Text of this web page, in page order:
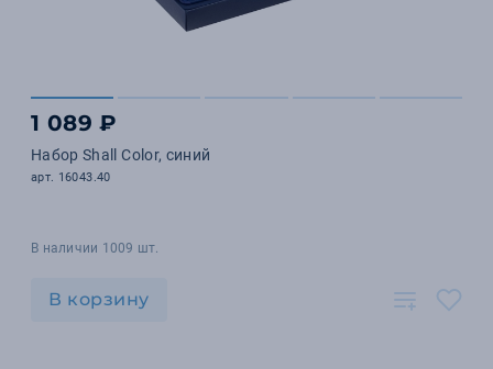
1 089 ₽
Набор Shall Color, синий
арт. 16043.40
В наличии 1009 шт.
В корзину